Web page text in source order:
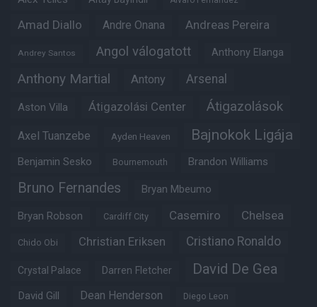
Amad Diallo Andre Onana Andreas Pereira
Andrey Santos Angol válogatott Anthony Elanga
Anthony Martial Antony Arsenal
Aston Villa Átigazolási Center Átigazolások
Axel Tuanzebe Ayden Heaven Bajnokok Ligája
Benjamin Sesko Bournemouth Brandon Williams
Bruno Fernandes Bryan Mbeumo
Bryan Robson Cardiff City Casemiro Chelsea
Chido Obi Christian Eriksen Cristiano Ronaldo
Crystal Palace Darren Fletcher David De Gea
David Gill Dean Henderson Diego Leon